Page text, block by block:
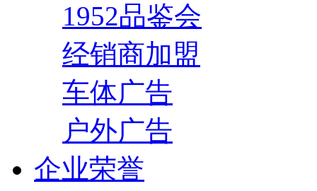
1952品鉴会
经销商加盟
车体广告
户外广告
企业荣誉